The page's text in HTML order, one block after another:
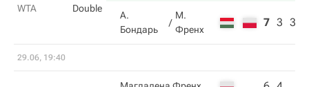
WTA
Double
А.
Бондарь
М.
Френх
7 3 3
29.06, 19:40